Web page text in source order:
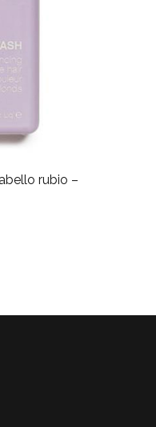
rubio –